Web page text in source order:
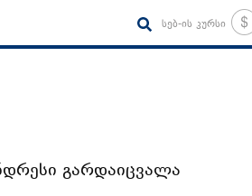
სებ-ის კურსი
გარდაიცვალა